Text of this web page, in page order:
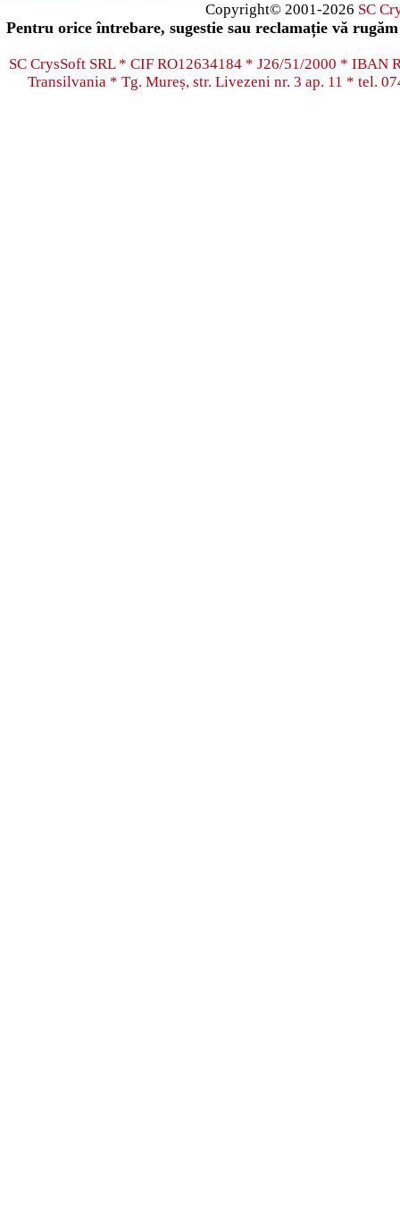
Copyright© 2001-2026 SC
Pentru orice întrebare, sugestie sau reclamație vă
SC CrysSoft SRL * CIF RO12634184 * J26/51/2000 * IBAN
Transilvania * Tg. Mureș, str. Livezeni nr. 3 ap. 11 * tel.